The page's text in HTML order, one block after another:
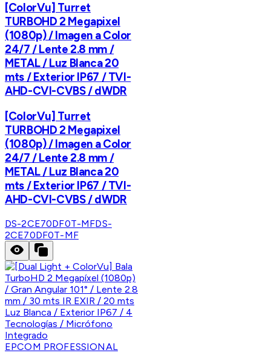
[ColorVu] Turret
TURBOHD 2 Megapixel
(1080p) / Imagen a Color
24/7 / Lente 2.8 mm /
METAL / Luz Blanca 20
mts / Exterior IP67 / TVI-
AHD-CVI-CVBS / dWDR
[ColorVu] Turret
TURBOHD 2 Megapixel
(1080p) / Imagen a Color
24/7 / Lente 2.8 mm /
METAL / Luz Blanca 20
mts / Exterior IP67 / TVI-
AHD-CVI-CVBS / dWDR
DS-2CE70DF0T-MFDS-
2CE70DF0T-MF
EPCOM PROFESSIONAL